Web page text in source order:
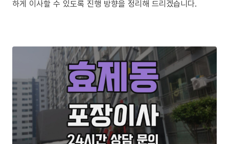
하게 이사할 수 있도록 진행 방향을 정리해 드리겠습니다.